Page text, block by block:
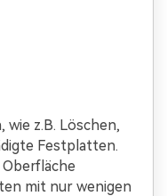
z.B. Löschen,
Festplatten.
mit nur wenigen